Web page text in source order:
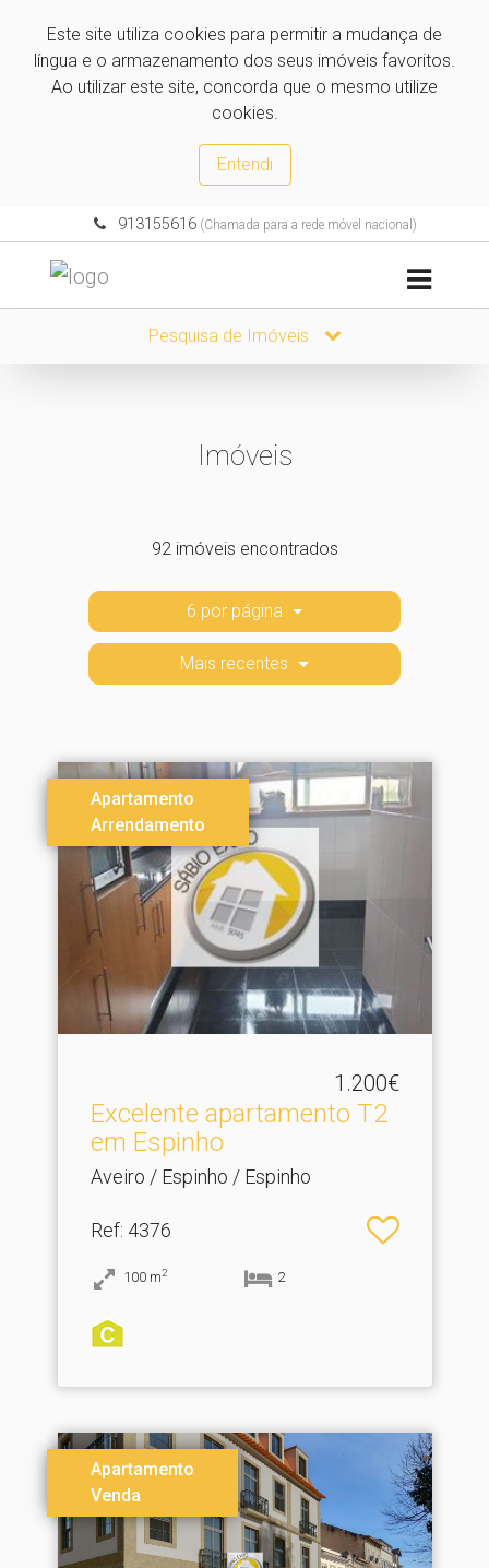
Este site utiliza cookies para permitir a mudança de
língua e o armazenamento dos seus imóveis favoritos.
Ao utilizar este site, concorda que o mesmo utilize
cookies.
Entendi
913155616 (Chamada para a rede móvel nacional)
Pesquisa de Imóveis
Imóveis
92 imóveis encontrados
6 por página
Mais recentes
Apartamento
Arrendamento
1.200€
Excelente apartamento T2
em Espinho
Aveiro / Espinho / Espinho
Ref: 4376
100 m2 2
Apartamento
Venda